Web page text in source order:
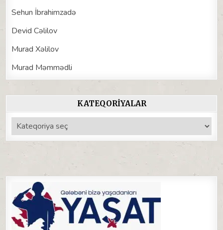
Sehun İbrahimzadə
Devid Cəlilov
Murad Xəlilov
Murad Məmmədli
KATEQORIYALAR
Kateqoriyalar